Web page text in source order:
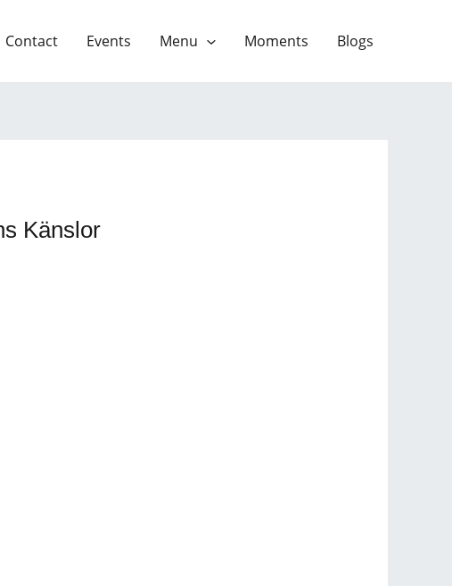
Contact Events Menu Moments Blogs
Känslor